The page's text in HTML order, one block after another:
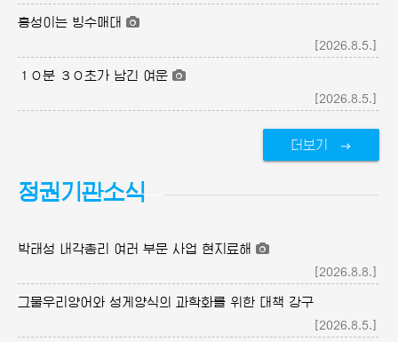
흥성이는 빙수매대
[2026.8.5.]
１０분 ３０초가 남긴 여운
[2026.8.5.]
더보기
정권기관소식
박태성 내각총리 여러 부문 사업 현지료해
[2026.8.8.]
그물우리양어와 성게양식의 과학화를 위한 대책 강구
[2026.8.5.]